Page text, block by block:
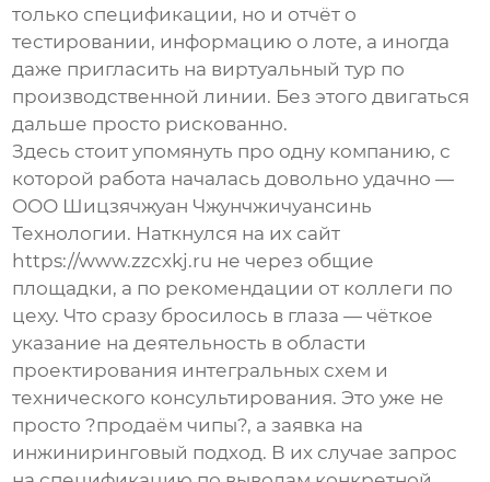
только спецификации, но и отчёт о
тестировании, информацию о лоте, а иногда
даже пригласить на виртуальный тур по
производственной линии. Без этого двигаться
дальше просто рискованно.
Здесь стоит упомянуть про одну компанию, с
которой работа началась довольно удачно —
ООО Шицзячжуан Чжунчжичуансинь
Технологии. Наткнулся на их сайт
https://www.zzcxkj.ru не через общие
площадки, а по рекомендации от коллеги по
цеху. Что сразу бросилось в глаза — чёткое
указание на деятельность в области
проектирования интегральных схем и
технического консультирования. Это уже не
просто ?продаём чипы?, а заявка на
инжиниринговый подход. В их случае запрос